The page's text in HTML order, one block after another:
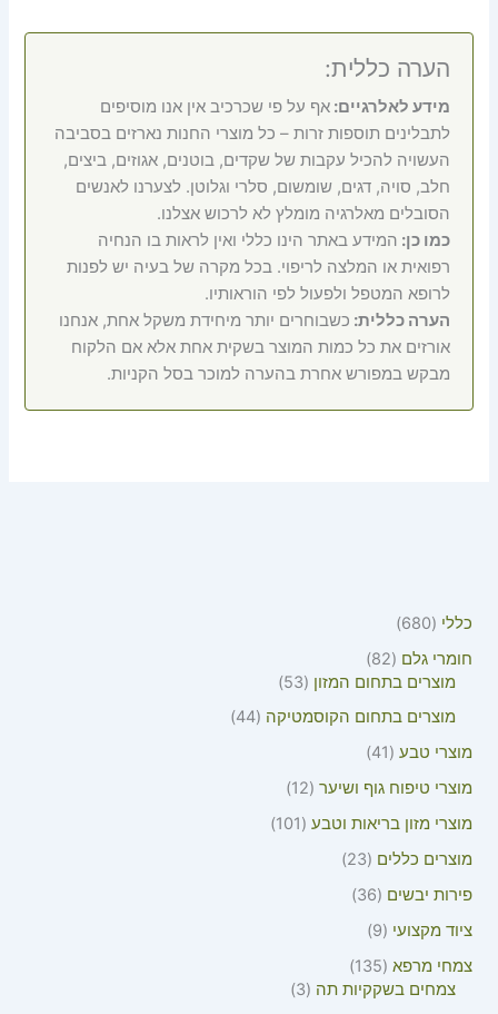
כללי
680
חומרי גלם
82
מוצרים בתחום המזון
53
מוצרים בתחום הקוסמטיקה 44
מוצרי טבע
41
מוצרי טיפוח גוף ושיער 12
מוצרי מזון בריאות וטבע
101
מוצרים כללים
23
פירות יבשים
36
ציוד מקצועי
9
צמחי מרפא 135
צמחים בשקקיות תה
3
הערה כללית:
מידע לאלרגיים:אף על פי שכרכיב אין אנו מוסיפים
לתבלינים תוספות זרות – כל מוצרי החנות נארזים בסביבה
העשויה להכיל עקבות של שקדים, בוטנים, אגוזים, ביצים,
חלב, סויה, דגים, שומשום, סלרי וגלוטן. לצערנו לאנשים
הסובלים מאלרגיה מומלץ לא לרכוש אצלנו.
כמו כן: המידע באתר הינו כללי ואין לראות בו הנחיה
רפואית או המלצה לריפוי. בכל מקרה של בעיה יש לפנות
לרופא המטפל ולפעול לפי הוראותיו.
הערה כללית: כשבוחרים יותר מיחידת משקל אחת, אנחנו
אורזים את כל כמות המוצר בשקית אחת אלא אם הלקוח
מבקש במפורש אחרת בהערה למוכר בסל הקניות.